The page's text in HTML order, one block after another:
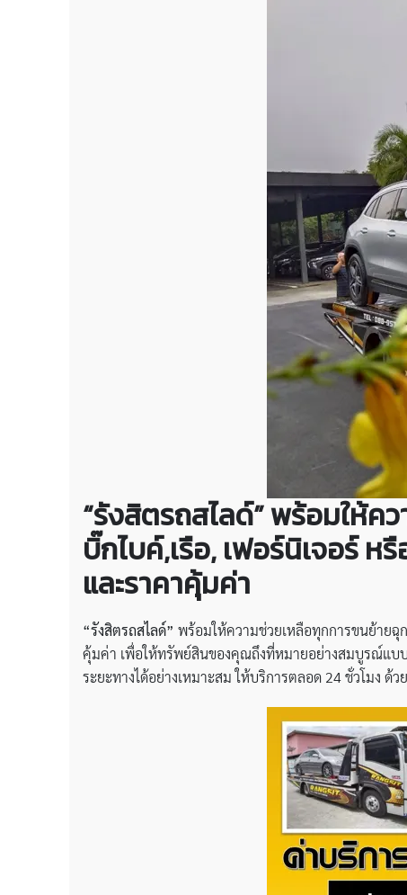
“รังสิตรถสไลด์” พร้อมให้ค
บิ๊กไบค์,เรือ, เฟอร์นิเจอร์
และราคาคุ้มค่า
“รังสิตรถสไลด์” พร้อมให้ความช่วยเหลือทุกการขนย้ายฉุ
คุ้มค่า เพื่อให้ทรัพย์สินของคุณถึงที่หมายอย่างสมบูรณ์แบบ
ระยะทางได้อย่างเหมาะสม ให้บริการตลอด 24 ชั่วโมง ด้